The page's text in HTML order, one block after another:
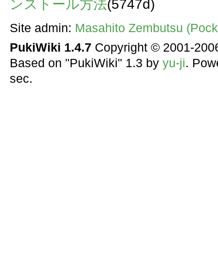
ンストール方法(5747d)
Site admin: Masahito Zembutsu
PukiWiki 1.4.7 Copyright © 2001-
Based on "PukiWiki" 1.3 by yu-ji.
sec.